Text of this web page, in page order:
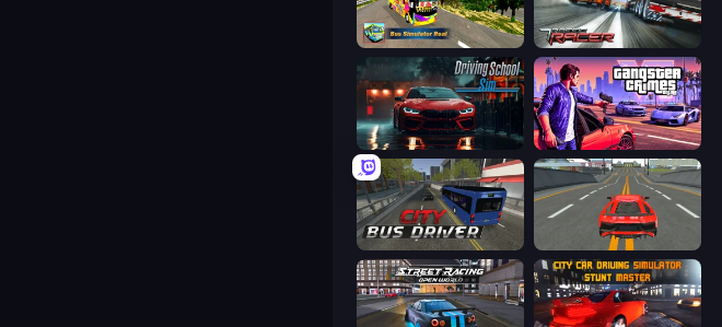
Bus Simulator Real Traffic Racer
Driving School Simulator Gangster Crimes Online 6: Mafia City
City Bus Driver Modern Car Racing 2